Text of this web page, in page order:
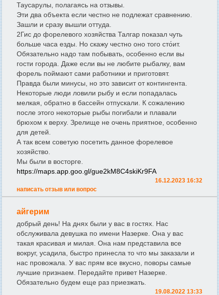
Таусарулы, полагаясь на отзывы.
Эти два объекта если честно не подлежат сравнению.
Зашли и сразу вышли оттуда.
2Гис до форелевого хозяйства Талгар показал чуть
больше часа езды. Но скажу честно оно того сто́ит.
Обязательно надо там побывать, особенно если вы
гости города. Даже если вы не любите рыбалку, вам
форель поймают сами работники и приготовят.
Правда были минусы, но это зависит от контингента.
Некоторые люди ловили рыбу и если попадалась
мелкая, обратно в бассейн отпускали. К сожалению
после этого некоторые рыбы погибали и плавали
брюхом к верху. Зрелище не очень приятное, особенно
для детей.
А так всем советую посетить данное форелевое
хозяйство.
Мы были в восторге.
https://maps.app.goo.gl/gue2kM8C4skiKr9FA
16.12.2023 16:32
написать отзыв или вопрос
айгерим
добрый день! На днях были у вас в гостях. Нас
обслуживала девушка по имени Назерке. Она у вас
такая красивая и милая. Она нам представила все
вокруг, усадила, быстро принесла то что мы заказали и
нас провожала. У вас прям все вкусно, поворы самые
лучшие признаем. Передайте привет Назерке.
Обязательно будем еще раз приезжать.
19.08.2022 13:33